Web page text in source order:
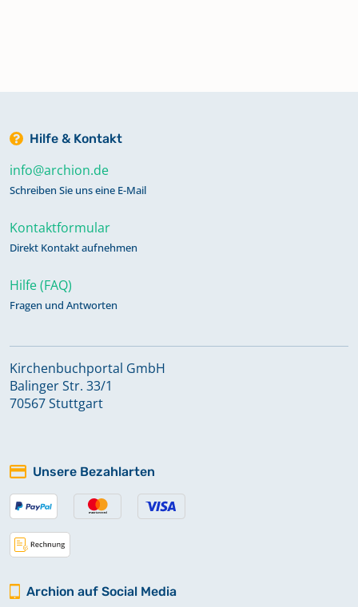
Hilfe & Kontakt
info@archion.de
Schreiben Sie uns eine E-Mail
Kontaktformular
Direkt Kontakt aufnehmen
Hilfe (FAQ)
Fragen und Antworten
Kirchenbuchportal GmbH
Balinger Str. 33/1
70567 Stuttgart
Unsere Bezahlarten
Archion auf Social Media